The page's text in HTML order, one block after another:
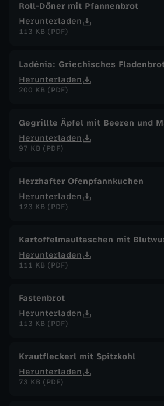
Roll-Döner mit Pfannenbrot
Herunterladen
113 KB (PDF)
Ladénia: Griechisches
Herunterladen
200 KB (PDF)
Gegrillte Äpfel mit Beeren und
Herunterladen
97 KB (PDF)
Herzhafter Ofenpfannkuchen
Herunterladen
123 KB (PDF)
Kartoffelmaultaschen mit
Herunterladen
111 KB (PDF)
Fastenbrot
Herunterladen
113 KB (PDF)
Krautfleckerl mit Spitzkohl
Herunterladen
73 KB (PDF)